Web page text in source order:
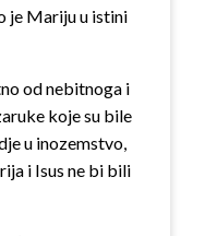
je Mariju u istini
od nebitnoga i
koje su bile
u inozemstvo,
i Isus ne bi bili